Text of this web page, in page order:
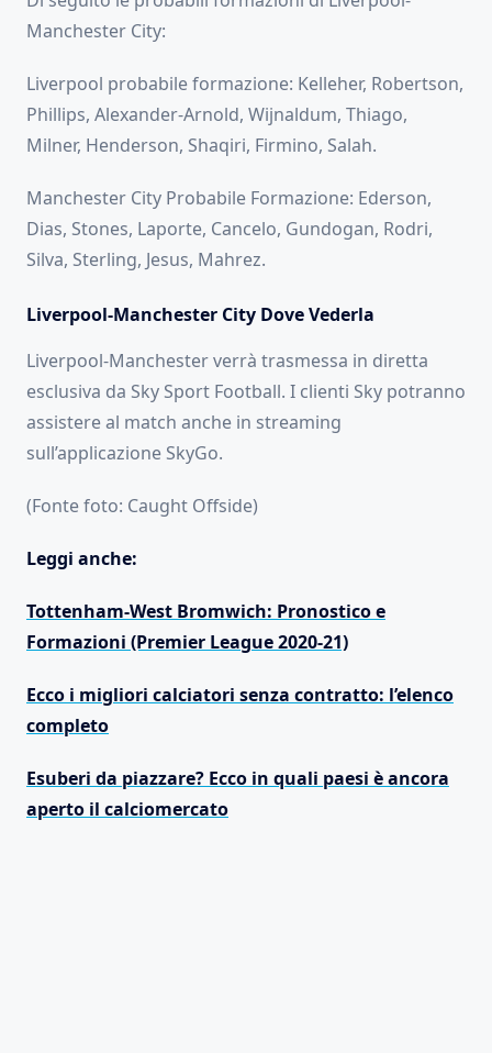
Manchester City:
Liverpool probabile formazione: Kelleher, Robertson,
Phillips, Alexander-Arnold, Wijnaldum, Thiago,
Milner, Henderson, Shaqiri, Firmino, Salah.
Manchester City Probabile Formazione: Ederson,
Dias, Stones, Laporte, Cancelo, Gundogan, Rodri,
Silva, Sterling, Jesus, Mahrez.
Liverpool-Manchester City Dove Vederla
Liverpool-Manchester verrà trasmessa in diretta
esclusiva da Sky Sport Football. I clienti Sky potranno
assistere al match anche in streaming
sull’applicazione SkyGo.
(Fonte foto: Caught Offside)
Leggi anche:
Tottenham-West Bromwich: Pronostico e
Formazioni (Premier League 2020-21)
Ecco i migliori calciatori senza contratto: l’elenco
completo
Esuberi da piazzare? Ecco in quali paesi è ancora
aperto il calciomercato